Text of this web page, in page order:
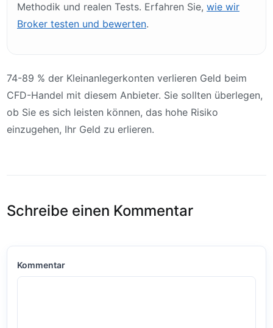
Methodik und realen Tests. Erfahren Sie, wie wir
Broker testen und bewerten.
74-89 % der Kleinanlegerkonten verlieren Geld beim
CFD-Handel mit diesem Anbieter. Sie sollten überlegen,
ob Sie es sich leisten können, das hohe Risiko
einzugehen, Ihr Geld zu erlieren.
Schreibe einen Kommentar
Kommentar